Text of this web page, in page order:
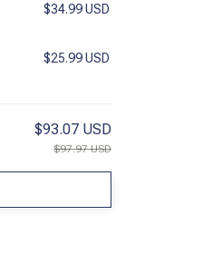
$34.99 USD
$25.99 USD
$93.07 USD
$97.97 USD